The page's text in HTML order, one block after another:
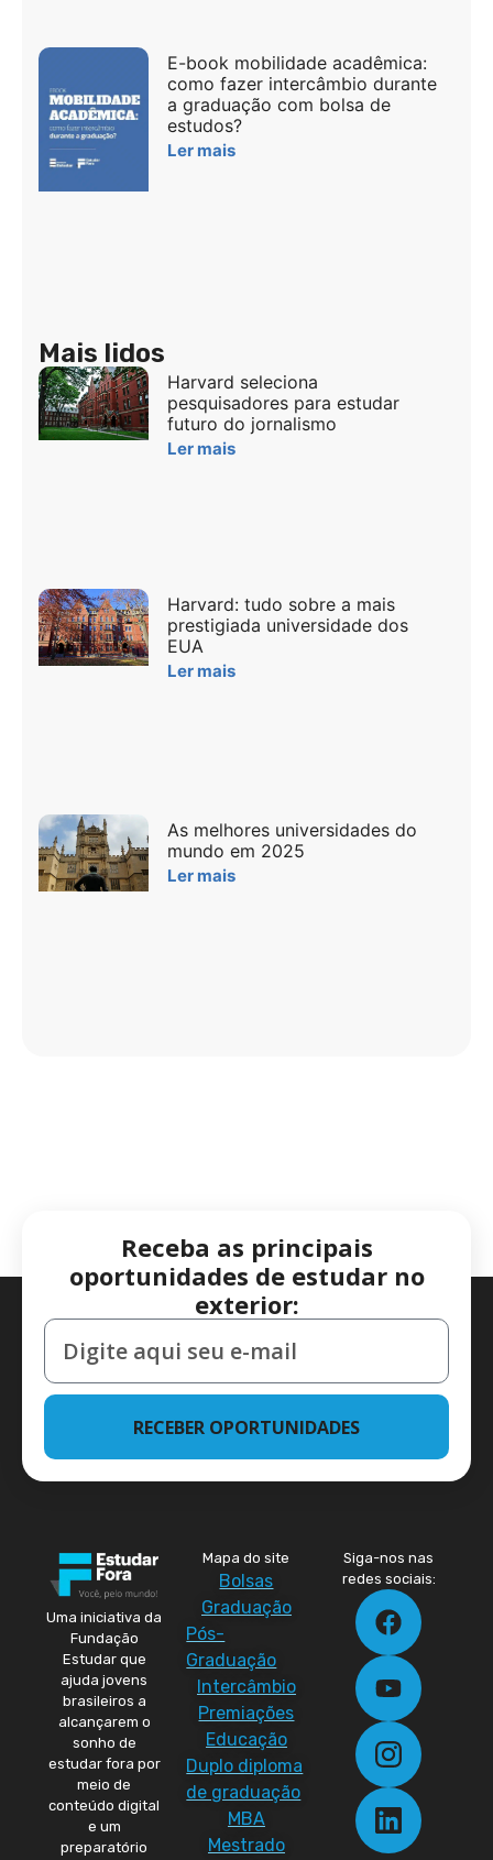
E-book mobilidade acadêmica:
como fazer intercâmbio durante
a graduação com bolsa de
estudos?
Ler mais
Mais lidos
Harvard seleciona
pesquisadores para estudar
futuro do jornalismo
Ler mais
Harvard: tudo sobre a mais
prestigiada universidade dos
EUA
Ler mais
As melhores universidades do
mundo em 2025
Ler mais
Receba as principais
oportunidades de estudar no
exterior:
RECEBER OPORTUNIDADES
Uma iniciativa da
Fundação
Estudar que
ajuda jovens
brasileiros a
alcançarem o
sonho de
estudar fora por
meio de
conteúdo digital
e um
preparatório
Mapa do site
Bolsas
Graduação
Pós-
Graduação
Intercâmbio
Premiações
Educação
Duplo diploma
de graduação
MBA
Mestrado
Siga-nos nas
redes sociais: